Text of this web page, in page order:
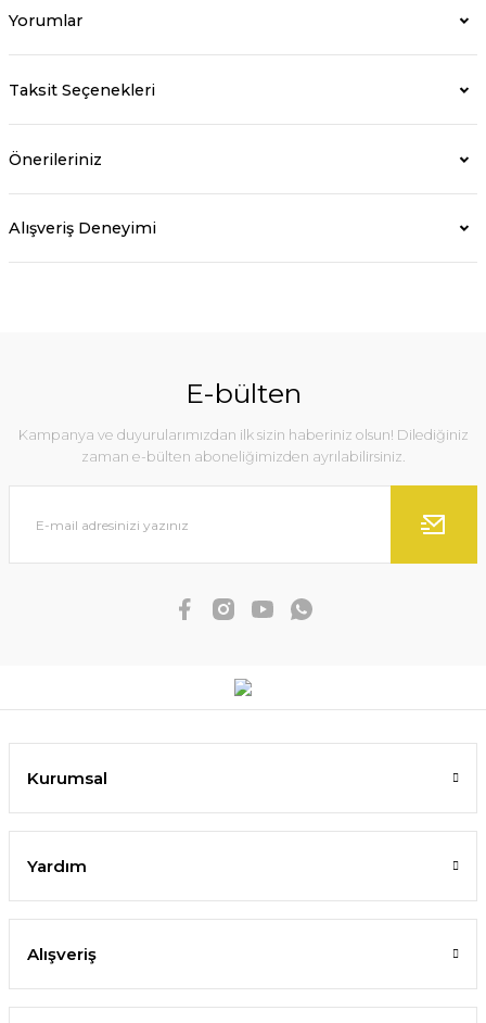
Yorumlar
Taksit Seçenekleri
Önerileriniz
Alışveriş Deneyimi
E-bülten
Kampanya ve duyurularımızdan ilk sizin haberiniz olsun! Dilediğiniz
zaman e-bülten aboneliğimizden ayrılabilirsiniz.
Kurumsal
Yardım
Alışveriş